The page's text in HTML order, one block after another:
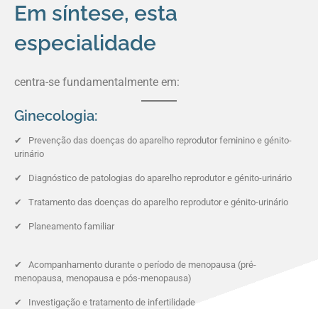
Em síntese, esta
especialidade
centra-se fundamentalmente em:
Ginecologia:
✔ Prevenção das doenças do aparelho reprodutor feminino e génito-
urinário
✔ Diagnóstico de patologias do aparelho reprodutor e génito-urinário
✔ Tratamento das doenças do aparelho reprodutor e génito-urinário
✔ Planeamento familiar
✔ Acompanhamento durante o período de menopausa (pré-
menopausa, menopausa e pós-menopausa)
✔ Investigação e tratamento de infertilidade